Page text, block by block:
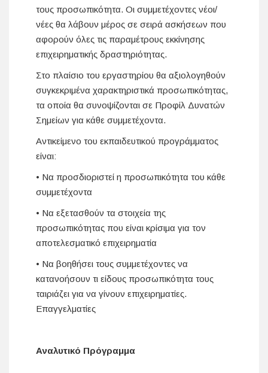
τους προσωπικότητα. Οι συμμετέχοντες νέοι/
νέες θα λάβουν μέρος σε σειρά ασκήσεων που
αφορούν όλες τις παραμέτρους εκκίνησης
επιχειρηματικής δραστηριότητας.
Στο πλαίσιο του εργαστηρίου θα αξιολογηθούν
συγκεκριμένα χαρακτηριστικά προσωπικότητας,
τα οποία θα συνοψίζονται σε Προφίλ Δυνατών
Σημείων για κάθε συμμετέχοντα.
Αντικείμενο του εκπαιδευτικού προγράμματος
είναι:
• Να προσδιοριστεί η προσωπικότητα του κάθε
συμμετέχοντα
• Να εξετασθούν τα στοιχεία της
προσωπικότητας που είναι κρίσιμα για τον
αποτελεσματικό επιχειρηματία
• Να βοηθήσει τους συμμετέχοντες να
κατανοήσουν τι είδους προσωπικότητα τους
ταιριάζει για να γίνουν επιχειρηματίες.
Επαγγελματίες
Αναλυτικό Πρόγραμμα